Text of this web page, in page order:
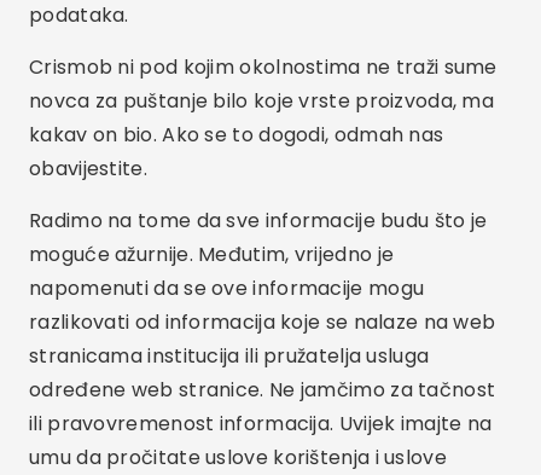
podataka.
Crismob ni pod kojim okolnostima ne traži sume
novca za puštanje bilo koje vrste proizvoda, ma
kakav on bio. Ako se to dogodi, odmah nas
obavijestite.
Radimo na tome da sve informacije budu što je
moguće ažurnije. Međutim, vrijedno je
napomenuti da se ove informacije mogu
razlikovati od informacija koje se nalaze na web
stranicama institucija ili pružatelja usluga
određene web stranice. Ne jamčimo za tačnost
ili pravovremenost informacija. Uvijek imajte na
umu da pročitate uslove korištenja i uslove